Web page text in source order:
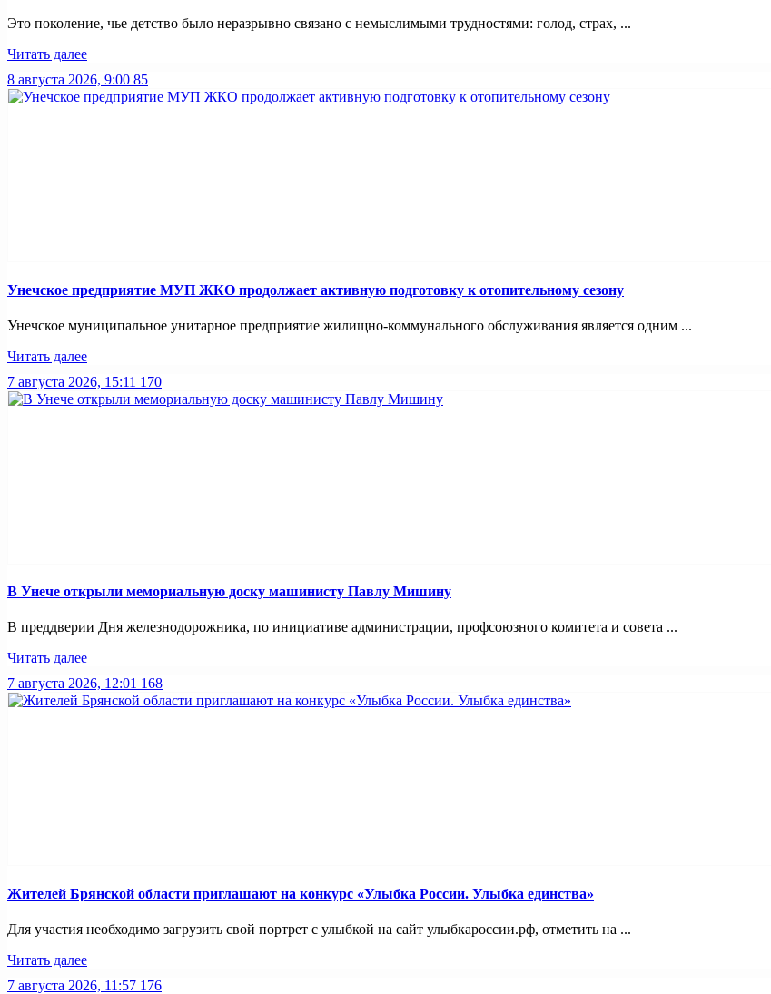
Это поколение, чье детство было неразрывно связано с немыслимыми трудностями: голод, страх, ...
Читать далее
8 августа 2026, 9:00 85
Унечское предприятие МУП ЖКО продолжает активную подготовку к отопительному сезону
Унечское муниципальное унитарное предприятие жилищно-коммунального обслуживания является одним ...
Читать далее
7 августа 2026, 15:11 170
В Унече открыли мемориальную доску машинисту Павлу Мишину
В преддверии Дня железнодорожника, по инициативе администрации, профсоюзного комитета и совета ...
Читать далее
7 августа 2026, 12:01 168
Жителей Брянской области приглашают на конкурс «Улыбка России. Улыбка единства»
Для участия необходимо загрузить свой портрет с улыбкой на сайт улыбкароссии.рф, отметить на ...
Читать далее
7 августа 2026, 11:57 176